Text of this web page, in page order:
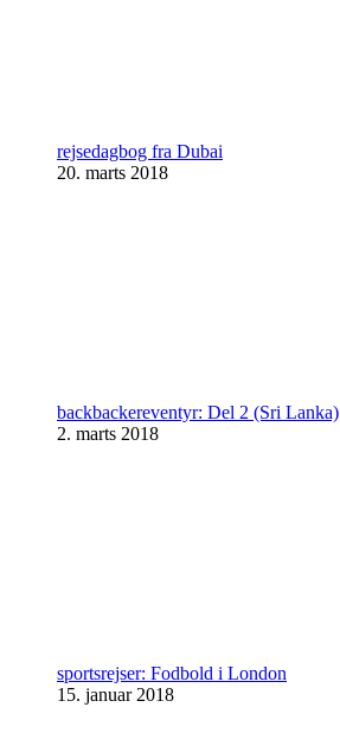
rejsedagbog fra Dubai
20. marts 2018
backbackereventyr: Del 2 (Sri Lanka)
2. marts 2018
sportsrejser: Fodbold i London
15. januar 2018